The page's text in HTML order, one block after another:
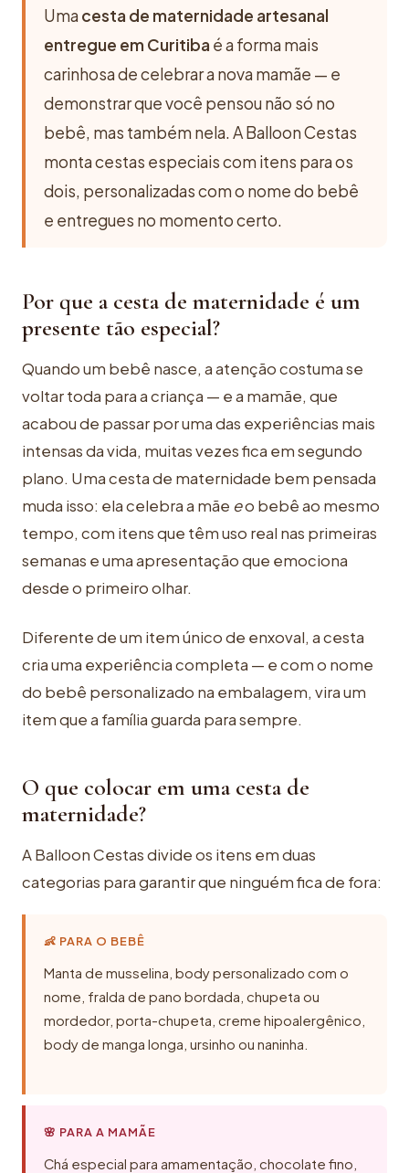
Uma cesta de maternidade artesanal
entregue em Curitiba é a forma mais
carinhosa de celebrar a nova mamãe — e
demonstrar que você pensou não só no
bebê, mas também nela. A Balloon Cestas
monta cestas especiais com itens para os
dois, personalizadas com o nome do bebê
e entregues no momento certo.
Por que a cesta de maternidade é um
presente tão especial?
Quando um bebê nasce, a atenção costuma se
voltar toda para a criança — e a mamãe, que
acabou de passar por uma das experiências mais
intensas da vida, muitas vezes fica em segundo
plano. Uma cesta de maternidade bem pensada
muda isso: ela celebra a mãe eo bebê ao mesmo
tempo, com itens que têm uso real nas primeiras
semanas e uma apresentação que emociona
desde o primeiro olhar.
Diferente de um item único de enxoval, a cesta
cria uma experiência completa — e com o nome
do bebê personalizado na embalagem, vira um
item que a família guarda para sempre.
O que colocar em uma cesta de
maternidade?
A Balloon Cestas divide os itens em duas
categorias para garantir que ninguém fica de fora:
👶 PARA O BEBÊ
Manta de musselina, body personalizado com o
nome, fralda de pano bordada, chupeta ou
mordedor, porta-chupeta, creme hipoalergênico,
body de manga longa, ursinho ou naninha.
🌸 PARA A MAMÃE
Chá especial para amamentação, chocolate fino,